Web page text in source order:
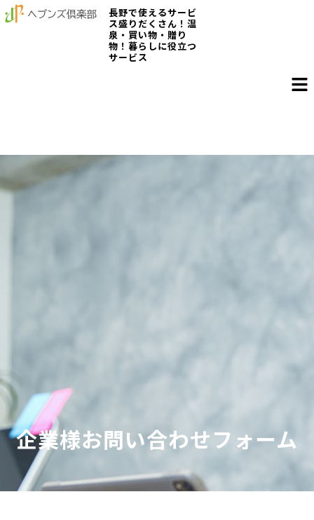
長野で使えるサービ
ス盛りだくさん！温
泉・買い物・贈り
物！暮らしに役立つ
サービス
企業様お問い合わせフォーム